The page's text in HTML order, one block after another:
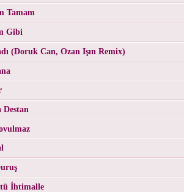
Tamam
Gibi
(Doruk Can, Ozan Işın Remix)
Destan
İhtimalle